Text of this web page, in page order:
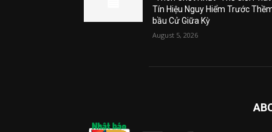
Tín Hiệu Nguy Hiểm Trước
bầu Cử Giữa Kỳ
August 5, 2026